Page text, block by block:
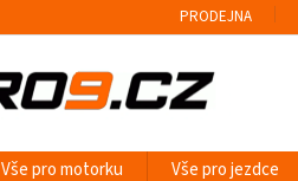
PRODEJNA
Vše pro motorku Vše pro jezdce